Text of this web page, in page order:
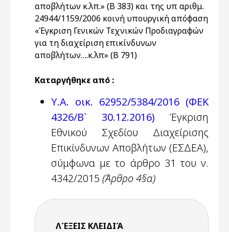
αποβλήτων κ.λπ.» (Β 383) και της υπ αριθμ.
24944/1159/2006 κοινή υπουργική απόφαση
«Έγκριση Γενικών Τεχνικών Προδιαγραφών
για τη διαχείριση επικίνδυνων
αποβλήτων….κ.λπ» (Β 791)
Καταργήθηκε από :
Υ.Α. οικ. 62952/5384/2016 (ΦΕΚ
4326/Β` 30.12.2016) Έγκριση
Εθνικού Σχεδίου Διαχείρισης
Επικίνδυνων Αποβλήτων (ΕΣΔΕΑ),
σύμφωνα με το άρθρο 31 του ν.
4342/2015 (Άρθρο 4§α)
ΛΈΞΕΙΣ KΛΕΙΔΙΆ